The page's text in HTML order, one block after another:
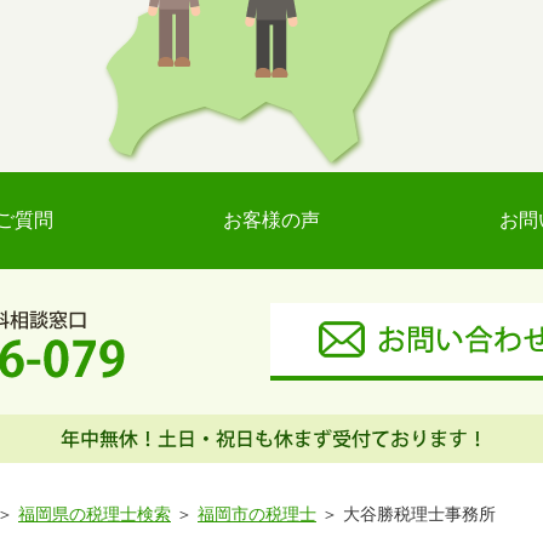
質問 お客様の声 お問
福岡県の税理士検索 福岡市の税理士 大谷勝税理士事務所